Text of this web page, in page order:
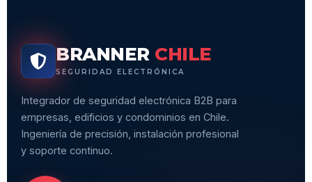
BRANNER CHILE
SEGURIDAD ELECTRÓNICA
Integrador de seguridad electrónica B2B para
empresas, edificios y condominios en Chile.
Ingeniería de precisión, instalación profesional
y soporte continuo.